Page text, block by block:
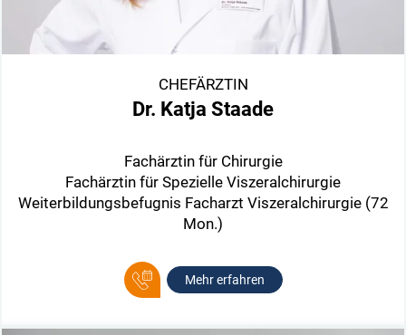
CHEFÄRZTIN
Dr. Katja Staade
Fachärztin für Chirurgie
Fachärztin für Spezielle Viszeralchirurgie
Weiterbildungsbefugnis Facharzt Viszeralchirurgie (72
Mon.)
Mehr erfahren